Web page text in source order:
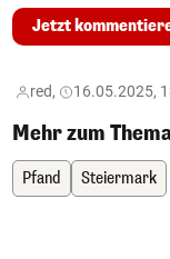
Jetzt
red, 16.05.2025,
Mehr zum
Pfand Steiermark